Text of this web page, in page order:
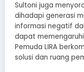
Sultoni juga
dihadapi generasi
informasi negatif
dapat
Pemuda LIRA
solusi dan ruang